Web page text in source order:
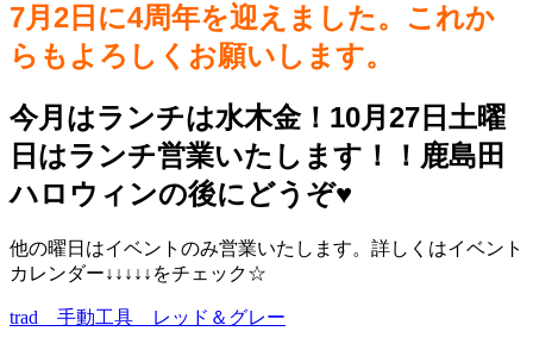
7月2日に4周年を迎えました。これか
らもよろしくお願いします。
今月はランチは水木金！10月27日土曜
日はランチ営業いたします！！鹿島田
ハロウィンの後にどうぞ♥️
他の曜日はイベントのみ営業いたします。詳しくはイベント
カレンダー↓↓↓↓↓をチェック☆
trad 手動工具 レッド＆グレー